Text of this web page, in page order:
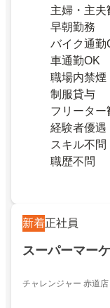
主婦・主夫
早朝勤務
バイク通勤
車通勤OK
職場内禁煙
制服貸与
フリーター
経験者優遇
スキル不問
職歴不問
新着正社員
スーパーマー
チャレンジャー 赤道店